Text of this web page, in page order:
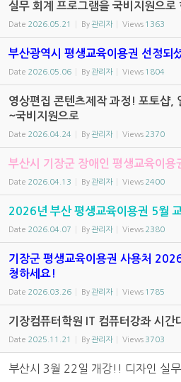
실무 회계 프로그램을 국비지원으로
Date 2026.05.21 By 관리자 Views 1363
부산광역시 평생교육이용권 선정되
Date 2026.05.06 By 관리자 Views 1804
영상편집 콘텐츠제작 과정! 포토샵,
~국비지원으로
Date 2026.04.24 By 관리자 Views 2370
부산시 기장군 장애인 평생교육이용
Date 2026.04.13 By 관리자 Views 2400
2026년 부산 평생교육이용권 5월
Date 2026.04.07 By 관리자 Views 2380
기장군 평생교육이용권 사용처
청하세요!
Date 2026.03.26 By 관리자 Views 1785
기장컴퓨터학원 IT 컴퓨터강좌 시간
Date 2025.11.21 By 관리자 Views 3703
부산시 3월 22일 개강!! 디자인 실